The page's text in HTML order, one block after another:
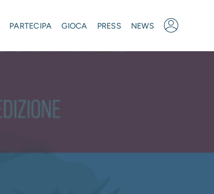
PARTECIPA GIOCA PRESS NEWS